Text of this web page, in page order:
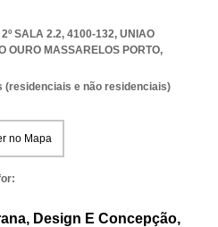
SALA 2.2, 4100-132, UNIAO
OURO MASSARELOS PORTO,
(residenciais e não residenciais)
no Mapa
Design E Concepção,